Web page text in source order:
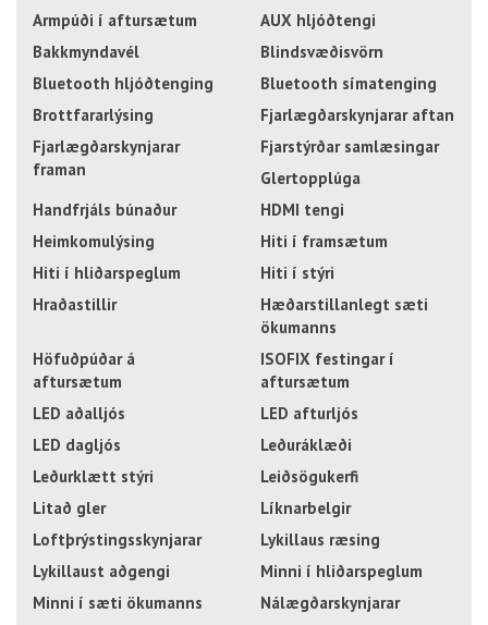
Armpúði í aftursætum
AUX hljóðtengi
Bakkmyndavél
Blindsvæðisvörn
Bluetooth hljóðtenging
Bluetooth símatenging
Brottfararlýsing
Fjarlægðarskynjarar aftan
Fjarlægðarskynjarar
framan
Fjarstýrðar samlæsingar
Glertopplúga
Handfrjáls búnaður
HDMI tengi
Heimkomulýsing
Hiti í framsætum
Hiti í hliðarspeglum
Hiti í stýri
Hraðastillir
Hæðarstillanlegt sæti
ökumanns
Höfuðpúðar á
aftursætum
ISOFIX festingar í
aftursætum
LED aðalljós
LED afturljós
LED dagljós
Leðuráklæði
Leðurklætt stýri
Leiðsögukerfi
Litað gler
Líknarbelgir
Loftþrýstingsskynjarar
Lykillaus ræsing
Lykillaust aðgengi
Minni í hliðarspeglum
Minni í sæti ökumanns
Nálægðarskynjarar